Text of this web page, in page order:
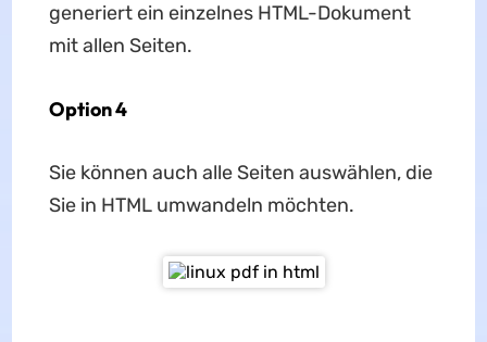
generiert ein einzelnes HTML-Dokument
mit allen Seiten.
Option 4
Sie können auch alle Seiten auswählen, die
Sie in HTML umwandeln möchten.